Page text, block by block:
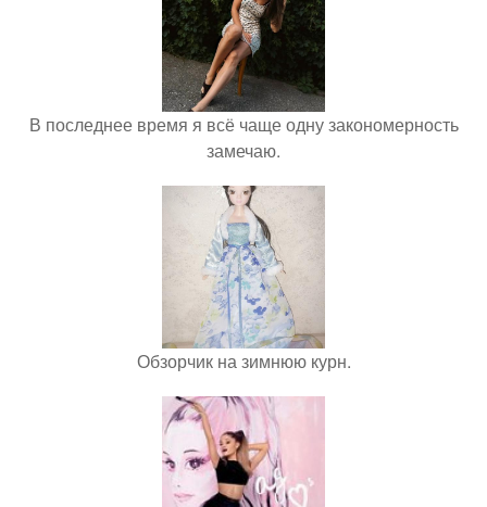
В последнее время я всё чаще одну закономерность
замечаю.
Обзорчик на зимнюю курн.